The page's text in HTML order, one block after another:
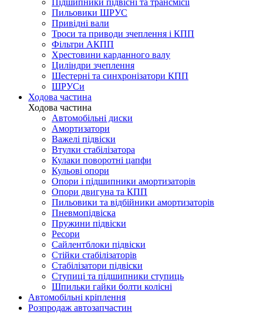
Підшипники підвісні та трансмісії
Пильовики ШРУС
Привідні вали
Троси та приводи зчеплення і КПП
Фільтри АКПП
Хрестовини карданного валу
Циліндри зчеплення
Шестерні та синхронізатори КПП
ШРУСи
Ходова частина
Ходова частина
Автомобільні диски
Амортизатори
Важелі підвіски
Втулки стабілізатора
Кулаки поворотні цапфи
Кульові опори
Опори і підшипники амортизаторів
Опори двигуна та КПП
Пильовики та відбійники амортизаторів
Пневмопідвіска
Пружини підвіски
Ресори
Сайлентблоки підвіски
Стійки стабілізаторів
Стабілізатори підвіски
Ступиці та підшипники ступиць
Шпильки гайки болти колісні
Автомобільні кріплення
Розпродаж автозапчастин